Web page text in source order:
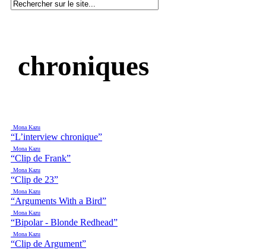
chroniques
Mona Kazu
“L’interview chronique”
Mona Kazu
“Clip de Frank”
Mona Kazu
“Clip de 23”
Mona Kazu
“Arguments With a Bird”
Mona Kazu
“Bipolar - Blonde Redhead”
Mona Kazu
“Clip de Argument”